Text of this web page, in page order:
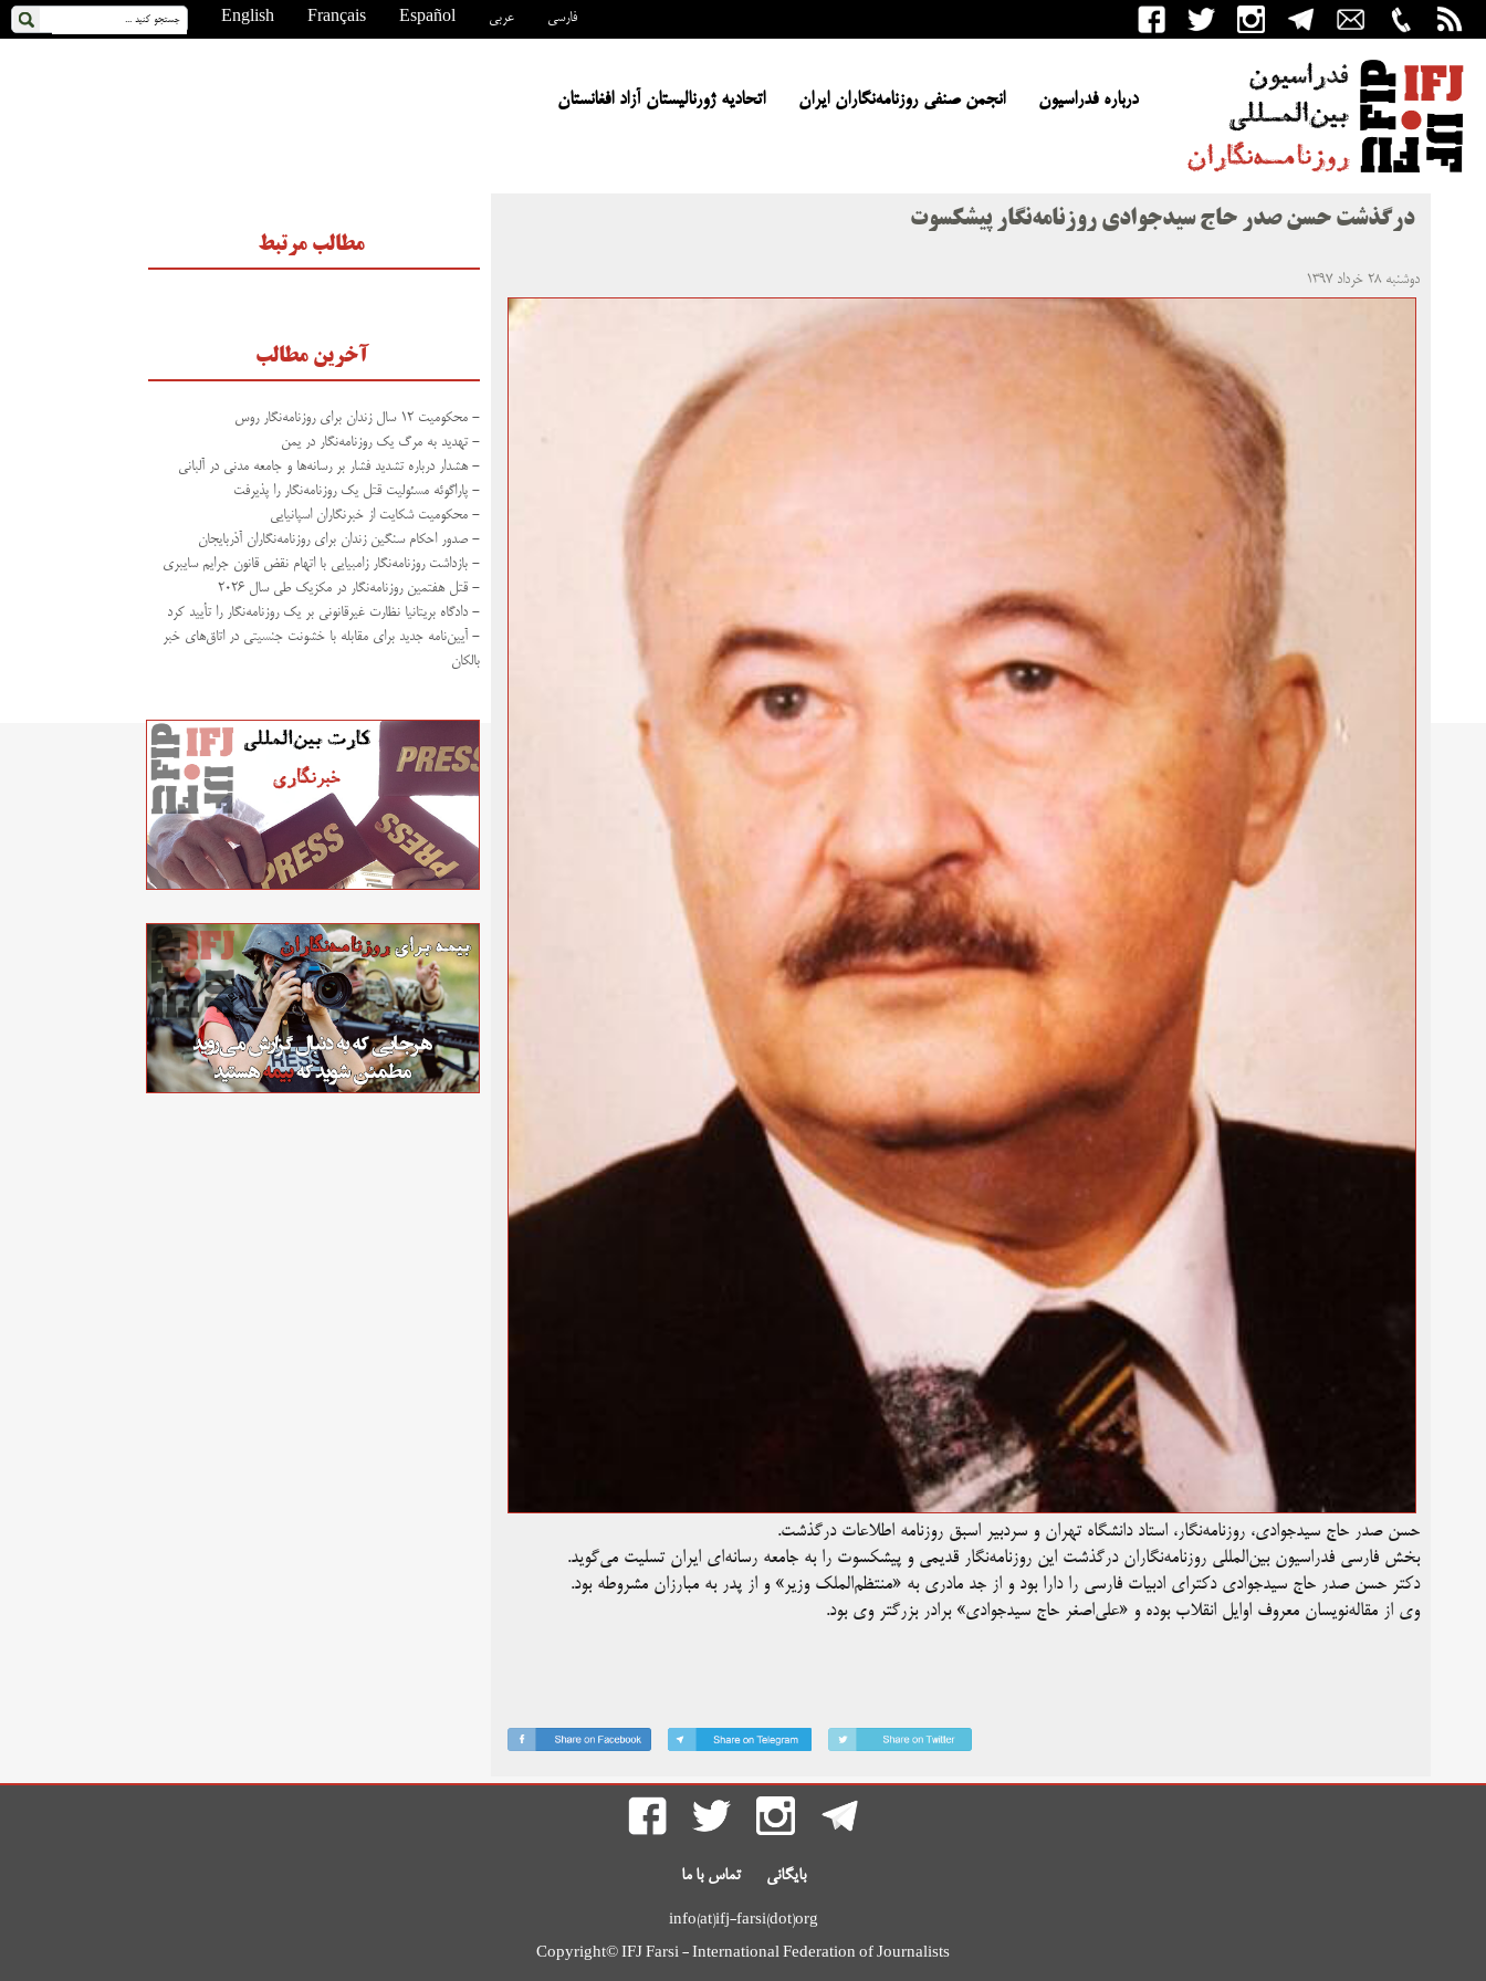
English Français Español عربی فارسی
درباره فدراسیون انجمن صنفی روزنامه‌نگاران ایران اتحادیه ژورنالیستان آزاد افغانستان
درگذشت حسن صدر حاج‌ سیدجوادی روزنامه‌نگار پیشکسوت
دوشنبه ۲۸ خرداد ۱۳۹۷
حسن صدر حاج‌ سیدجوادی، روزنامه‌نگار، استاد دانشگاه تهران و سردبیر اسبق روزنامه اطلاعات درگذشت.
بخش فارسی فدراسیون بین‌المللی روزنامه‌نگاران درگذشت این روزنامه‌نگار قدیمی و پیشکسوت را به جامعه رسانه‌ای ایران تسلیت می‌گوید.
دکتر حسن صدر حاج‌ سیدجوادی دکترای ادبیات فارسی را دارا بود و از جد مادری به «منتظم‌الملک وزیر» و از پدر به مبارزان مشروطه بود.
وی از مقاله‌نویسان معروف اوایل انقلاب بوده و «علی‌اصغر حاج سیدجوادی» برادر بزرگتر وی بود.
مطالب مرتبط
آخرین مطالب
- محکومیت ۱۲ سال زندان برای روزنامه‌نگار روس
- تهدید به مرگ یک روزنامه‌نگار در یمن
- هشدار درباره تشدید فشار بر رسانه‌ها و جامعه مدنی در آلبانی
- پاراگوئه مسئولیت قتل یک روزنامه‌نگار را پذیرفت
- محکومیت شکایت از خبرنگاران اسپانیایی
- صدور احکام سنگین زندان برای روزنامه‌نگاران آذربایجان
- بازداشت روزنامه‌نگار زامبیایی با اتهام نقض قانون جرایم سایبری
- قتل هفتمین روزنامه‌نگار در مکزیک طی سال ۲۰۲۶
- دادگاه بریتانیا نظارت غیرقانونی بر یک روزنامه‌نگار را تأیید کرد
- آیین‌نامه جدید برای مقابله با خشونت جنسیتی در اتاق‌های خبر
بالکان
بایگانی تماس با ما
info(at)ifj-farsi(dot)org
Copyright© IFJ Farsi - International Federation of Journalists